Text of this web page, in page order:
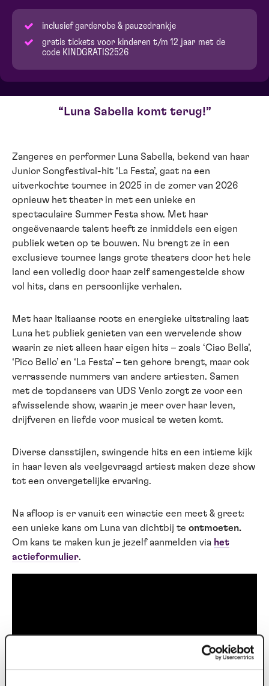
inclusief garderobe & pauzedrankje
gratis tickets voor kinderen t/m 12 jaar met de
code KINDGRATIS2526
Luna Sabella komt terug!
Zangeres en performer Luna Sabella, bekend van haar
Junior Songfestival-hit ‘La Festa’, gaat na een
uitverkochte tournee in 2025 in de zomer van 2026
opnieuw het theater in met een unieke en
spectaculaire Summer Festa show. Met haar
ongeëvenaarde talent heeft ze inmiddels een eigen
publiek weten op te bouwen. Nu brengt ze in een
exclusieve tournee langs grote theaters door het hele
land een volledig door haar zelf samengestelde show
vol hits, dans en persoonlijke verhalen.
Met haar Italiaanse roots en energieke uitstraling laat
Luna het publiek genieten van een wervelende show
waarin ze niet alleen haar eigen hits – zoals ‘Ciao Bella’,
‘Pico Bello’ en ‘La Festa’ – ten gehore brengt, maar ook
verrassende nummers van andere artiesten. Samen
met de topdansers van UDS Venlo zorgt ze voor een
afwisselende show, waarin je meer over haar leven,
drijfveren en liefde voor musical te weten komt.
Diverse dansstijlen, swingende hits en een intieme kijk
in haar leven als veelgevraagd artiest maken deze show
tot een onvergetelijke ervaring.
Na afloop is er vanuit een winactie een meet & greet:
een unieke kans om Luna van dichtbij te ontmoeten.
Om kans te maken kun je jezelf aanmelden via het
actieformulier.